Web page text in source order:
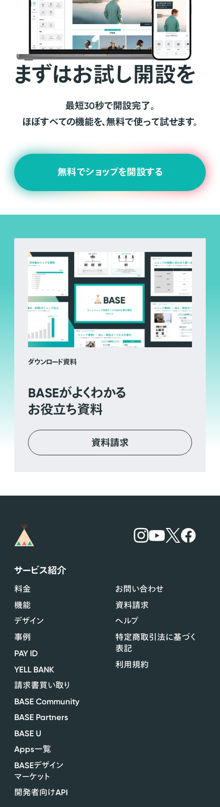
まずはお試し開設を
最短30秒で開設完了。
ほぼすべての機能を、無料で使って試せます。
無料でショップを開設する
ダウンロード資料
BASEがよくわかる
お役立ち資料
資料請求
サービス紹介
料金
機能
デザイン
事例
PAY ID
YELL BANK
請求書買い取り
BASE Community
BASE Partners
BASE U
Apps一覧
BASEデザイン
マーケット
開発者向けAPI
お問い合わせ
資料請求
ヘルプ
特定商取引法に基づく
表記
利用規約